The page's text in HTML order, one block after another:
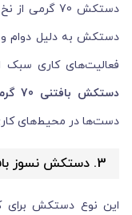
دستکش 70
دستکش به دلیل دوام و
فعالیت‌های کاری سبک
دستکش بافتنی 70 گرمی کار
دست‌ها در محیط‌های
3. دستکش نسوز بافتنی
این نوع دستکش برای